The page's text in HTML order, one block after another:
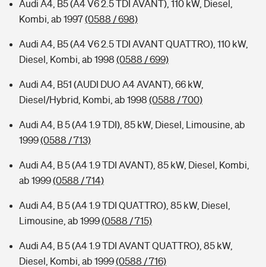
Audi A4, B5 (A4 V6 2.5 TDI AVANT), 110 kW, Diesel,
Kombi, ab 1997(0588 / 698)
Audi A4, B5 (A4 V6 2.5 TDI AVANT QUATTRO), 110 kW,
Diesel, Kombi, ab 1998 (0588 / 699)
Audi A4, B51 (AUDI DUO A4 AVANT), 66 kW,
Diesel/Hybrid, Kombi, ab 1998 (0588 / 700)
Audi A4, B 5 (A4 1.9 TDI), 85 kW, Diesel, Limousine, ab
1999(0588 / 713)
Audi A4, B 5 (A4 1.9 TDI AVANT), 85 kW, Diesel, Kombi,
ab 1999(0588 / 714)
Audi A4, B 5 (A4 1.9 TDI QUATTRO), 85 kW, Diesel,
Limousine, ab 1999(0588 / 715)
Audi A4, B 5 (A4 1.9 TDI AVANT QUATTRO), 85 kW,
Diesel, Kombi, ab 1999(0588 / 716)